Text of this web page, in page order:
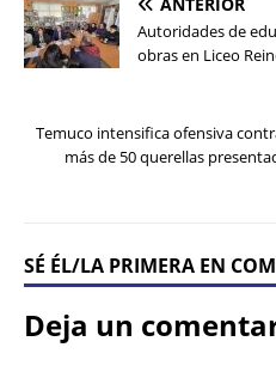
Autoridades de
obras en Liceo
Temuco intensifica ofensiva
más de 50 querellas
SÉ ÉL/LA PRIMERA EN
Deja un